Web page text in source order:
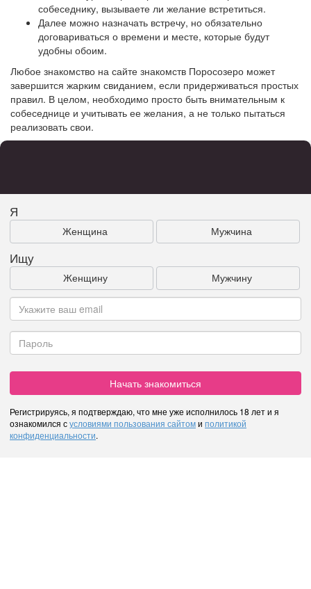
собеседнику, вызываете ли желание встретиться.
Далее можно назначать встречу, но обязательно
договариваться о времени и месте, которые будут
удобны обоим.
Любое знакомство на сайте знакомств Поросозеро может
завершится жарким свиданием, если придерживаться простых
правил. В целом, необходимо просто быть внимательным к
собеседнице и учитывать ее желания, а не только пытаться
реализовать свои.
Я
Женщина Мужчина
Ищу
Женщину Мужчину
Начать знакомиться
Регистрируясь, я подтверждаю, что мне уже исполнилось 18 лет и я
ознакомился сусловиями пользования сайтоми политикой
конфиденциальности.